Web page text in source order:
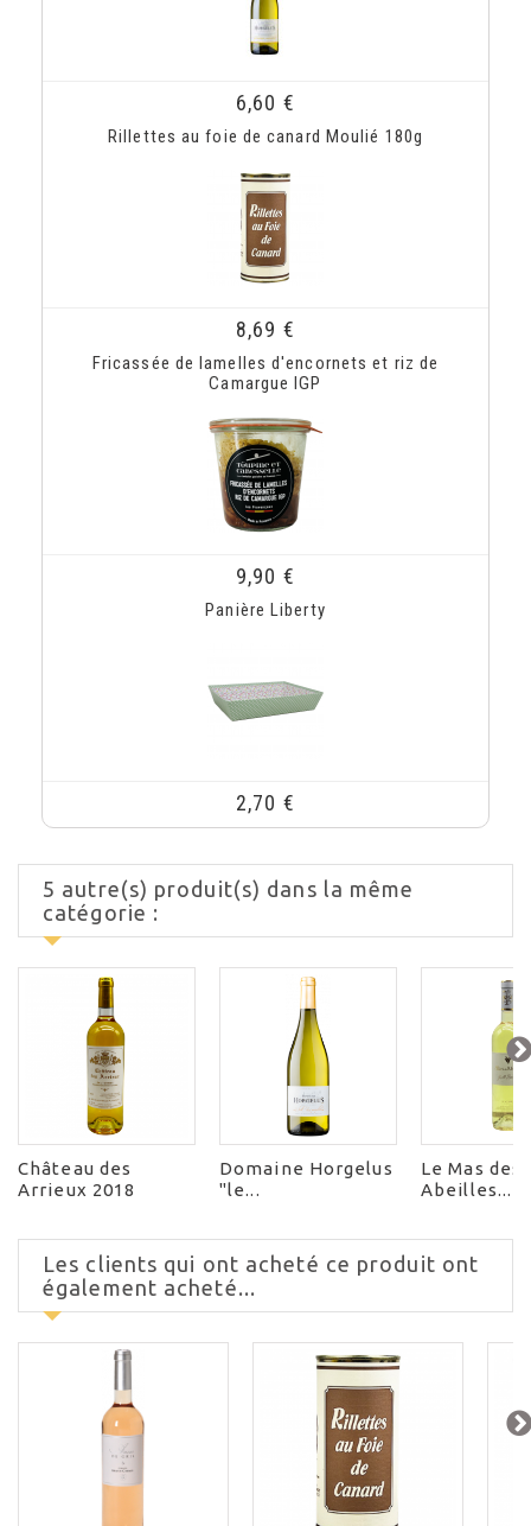
6,60 €
Rillettes au foie de canard Moulié 180g
8,69 €
Fricassée de lamelles d'encornets et riz de
Camargue IGP
9,90 €
Panière Liberty
2,70 €
5 autre(s) produit(s) dans la même
catégorie :
Château des
Arrieux 2018
Domaine Horgelus
"le...
Le Mas des
Abeilles...
Les clients qui ont acheté ce produit ont
également acheté...